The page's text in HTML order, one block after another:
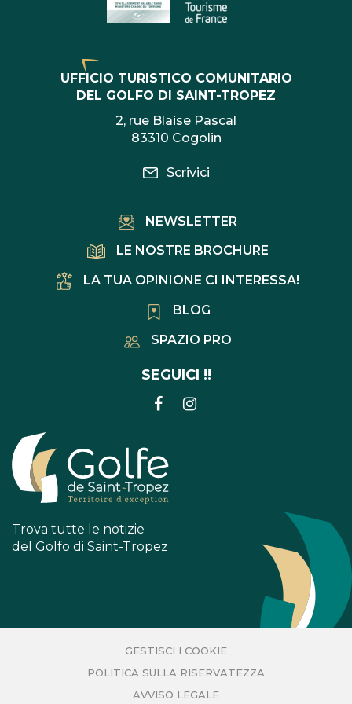
UFFICIO TURISTICO COMUNITARIO
DEL GOLFO DI SAINT-TROPEZ
2, rue Blaise Pascal
83310 Cogolin
Scrivici
NEWSLETTER
LE NOSTRE BROCHURE
LA TUA OPINIONE CI INTERESSA!
BLOG
SPAZIO PRO
SEGUICI !!
COLLEGAMENTO
Trova tutte le notizie
del Golfo di Saint-Tropez
GESTISCI I COOKIE
POLITICA SULLA RISERVATEZZA
AVVISO LEGALE